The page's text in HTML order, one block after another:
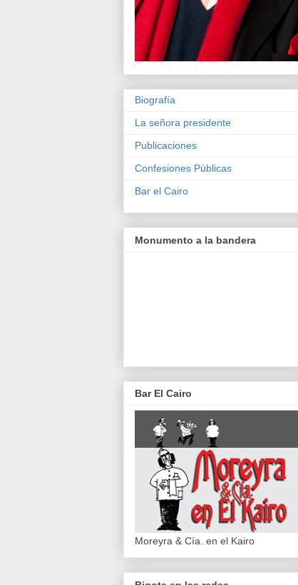
Biografía
La señora presidente
Publicaciones
Confesiones Públicas
Bar el Cairo
Monumento a la bandera
Bar El Cairo
Moreyra & Cía. en el Kairo